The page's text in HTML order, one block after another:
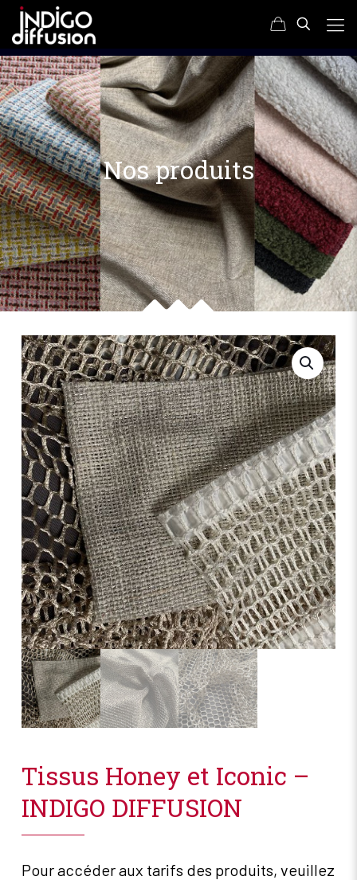
Nos produits
Tissus Honey et Iconic –
INDIGO DIFFUSION
Pour accéder aux tarifs des produits, veuillez